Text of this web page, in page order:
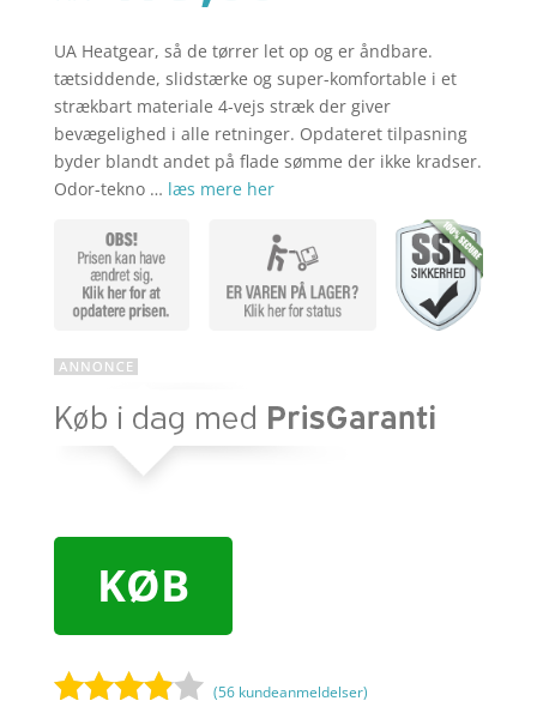
var:
kr.
pris
er:
kr.
UA Heatgear, så de tørrer let op og er åndbare.
tætsiddende, slidstærke og super-komfortable i et
strækbart materiale 4-vejs stræk der giver
bevægelighed i alle retninger. Opdateret tilpasning
byder blandt andet på flade sømme der ikke kradser.
Odor-tekno … læs mere her
KØB
(56 kundeanmeldelser)